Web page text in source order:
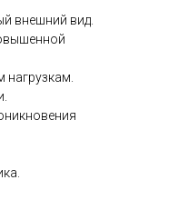
внешний вид.